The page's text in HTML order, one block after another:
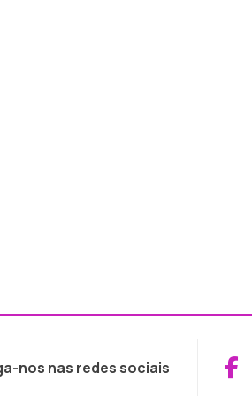
nos nas redes sociais